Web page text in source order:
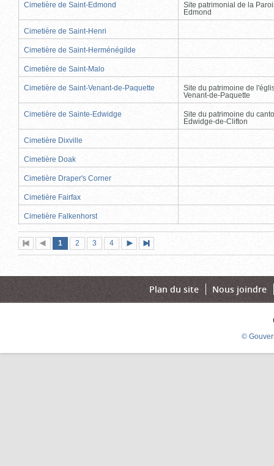
Cimetière de Saint-Edmond
Site patrimonial de la
Edmond
Cimetière de Saint-Henri
Cimetière de Saint-Herménégilde
Cimetière de Saint-Malo
Cimetière de Saint-Venant-de-Paquette
Site du patrimoine de
Venant-de-Paquette
Cimetière de Sainte-Edwidge
Site du patrimoine du
Edwidge-de-Clifton
Cimetière Dixville
Cimetière Doak
Cimetière Draper's Corner
Cimetière Fairfax
Cimetière Falkenhorst
Première
page
Page
précédente
Page
1 (page
actuelle)
Page
2 Page
3 Page
4
suivante
page
Plan du site Nous joindre
©